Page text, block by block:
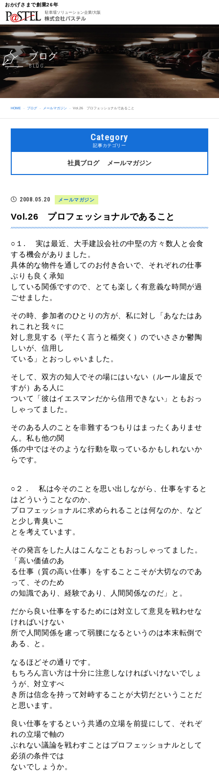
おかげさまで創業26年
駐車場ソリューション企業/大阪
ブログ
BLOG
HOME ブログ メールマガジン Vol.26 プロフェッショナルであること
Category
記事カテゴリー
社員ブログ メールマガジン
2008.05.20 メールマガジン
Vol.26 プロフェッショナルであること
○１. 実は最近、大手建設会社の中堅の方々数人と会食
する機会がありました。
具体的な物件を通してのお付き合いで、それぞれの仕事
ぶりも良く承知
している関係ですので、とても楽しく有意義な時間が過
ごせました。
その時、参加者のひとりの方が、私に対し「あなたはあ
れこれと我々に
対し意見する（平たく言うと楯突く）のでいささか鬱陶
しいが、信用し
ている」とおっしゃいました。
そして、双方の知人でその場にはいない（ルール違反で
すが）ある人に
ついて「彼はイエスマンだから信用できない」ともおっ
しゃってました。
そのある人のことを非難するつもりはまったくありませ
ん。私も他の関
係の中ではそのような行動を取っているかもしれないか
らです。
○２． 私は今そのことを思い出しながら、仕事をすると
はどういうことなのか、
プロフェッショナルに求められることは何なのか、など
と少し青臭いこ
とを考えています。
その発言をした人はこんなこともおっしゃってました。
「高い価値のあ
る仕事（質の高い仕事）をすることこそが大切なのであ
って、そのため
の知識であり、経験であり、人間関係なのだ」と。
だから良い仕事をするためには対立して意見を戦わせな
ければいけない
所で人間関係を慮って弱腰になるというのは本末転倒で
ある、と。
なるほどその通りです。
もちろん言い方は十分に注意しなければいけないでしょ
うが、対立すべ
き所は信念を持って対峙することが大切だということだ
と思います。
良い仕事をするという共通の立場を前提にして、それぞ
れの立場で軸の
ぶれない議論を戦わすことはプロフェッショナルとして
必須の条件では
ないでしょうか。